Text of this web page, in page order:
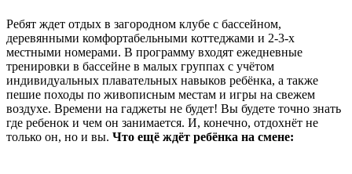
Ребят ждет отдых в загородном клубе с бассейном,
деревянными комфортабельными коттеджами и 2-3-х
местными номерами. В программу входят ежедневные
тренировки в бассейне в малых группах с учётом
индивидуальных плавательных навыков ребёнка, а также
пешие походы по живописным местам и игры на свежем
воздухе. Времени на гаджеты не будет! Вы будете точно знать
где ребенок и чем он занимается. И, конечно, отдохнёт не
только он, но и вы. Что ещё ждёт ребёнка на смене: